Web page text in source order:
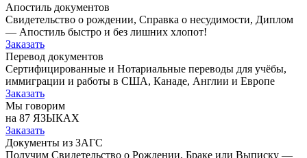
Апостиль документов
Свидетельство о рождении, Справка о несудимости, Диплом
— Апостиль быстро и без лишних хлопот!
Заказать
Перевод документов
Сертифицированные и Нотариальные переводы для учёбы,
иммиграции и работы в США, Канаде, Англии и Европе
Заказать
Мы говорим
на 87 ЯЗЫКАХ
Заказать
Документы из ЗАГС
Получим Свидетельство о Рождении, Браке или Выписку —